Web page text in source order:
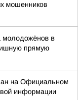
мошенников
молодожёнов в
прямую
на Официальном
информации